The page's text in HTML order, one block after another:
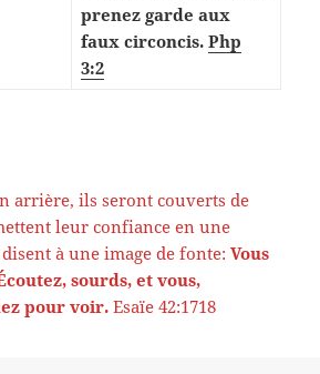
prenez garde aux
faux circoncis. Php
3:2
arrière, ils seront couverts de
leur confiance en une
à une image de fonte:Vous
sourds, et vous,
pour voir. Esaïe 42:1718